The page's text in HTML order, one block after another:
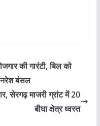
की गारंटी, बिल को
नरेश बंसल
सेरगढ़ माजरी ग्रांट में 20
बीघा क्षेत्र ध्वस्त